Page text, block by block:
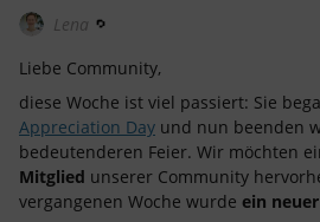
Lena
Liebe Community,
diese Woche ist viel passiert: Sie
Appreciation Day und nun beenden
bedeutenderen Feier. Wir möchten
Mitglied unserer Community
vergangenen Woche wurde ein